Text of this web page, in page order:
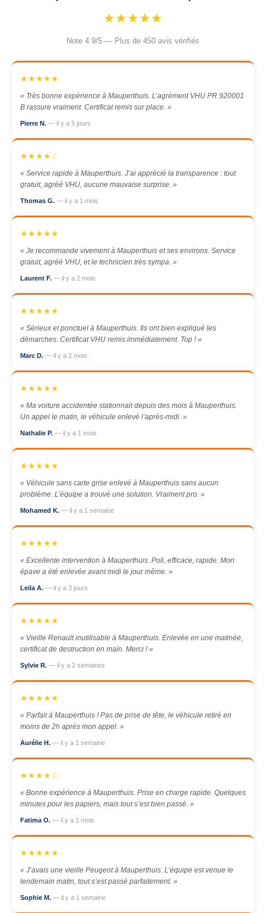
★★★★★
Note 4.9/5 — Plus de 450 avis vérifiés
★★★★★
« Très bonne expérience à Mauperthuis. L’agrément VHU PR 920001
B rassure vraiment. Certificat remis sur place. »
Pierre N. — il y a 5 jours
★★★★☆
« Service rapide à Mauperthuis. J’ai apprécié la transparence : tout
gratuit, agréé VHU, aucune mauvaise surprise. »
Thomas G. — il y a 1 mois
★★★★★
« Je recommande vivement à Mauperthuis et ses environs. Service
gratuit, agréé VHU, et le technicien très sympa. »
Laurent F. — il y a 2 mois
★★★★★
« Sérieux et ponctuel à Mauperthuis. Ils ont bien expliqué les
démarches. Certificat VHU remis immédiatement. Top ! »
Marc D. — il y a 2 mois
★★★★★
« Ma voiture accidentée stationnait depuis des mois à Mauperthuis.
Un appel le matin, le véhicule enlevé l’après-midi. »
Nathalie P. — il y a 1 mois
★★★★★
« Véhicule sans carte grise enlevé à Mauperthuis sans aucun
problème. L’équipe a trouvé une solution. Vraiment pro. »
Mohamed K. — il y a 1 semaine
★★★★★
« Excellente intervention à Mauperthuis. Poli, efficace, rapide. Mon
épave a été enlevée avant midi le jour même. »
Leila A. — il y a 3 jours
★★★★★
« Vieille Renault inutilisable à Mauperthuis. Enlevée en une matinée,
certificat de destruction en main. Merci ! »
Sylvie R. — il y a 2 semaines
★★★★★
« Parfait à Mauperthuis ! Pas de prise de tête, le véhicule retiré en
moins de 2h après mon appel. »
Aurélie H. — il y a 1 semaine
★★★★☆
« Bonne expérience à Mauperthuis. Prise en charge rapide. Quelques
minutes pour les papiers, mais tout s’est bien passé. »
Fatima O. — il y a 1 mois
★★★★★
« J’avais une vieille Peugeot à Mauperthuis. L’équipe est venue le
lendemain matin, tout s’est passé parfaitement. »
Sophie M. — il y a 1 semaine